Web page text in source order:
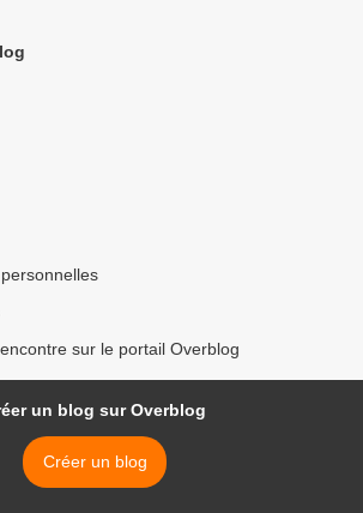
sur le portail Overblog
un blog sur Overblog
Créer un blog